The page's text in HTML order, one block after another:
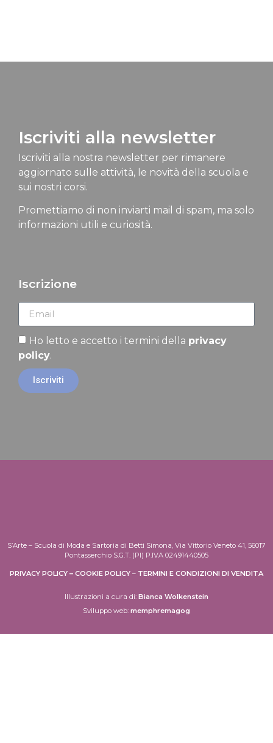
Iscriviti alla newsletter
Iscriviti alla nostra newsletter per rimanere
aggiornato sulle attività, le novità della scuola e
sui nostri corsi.
Promettiamo di non inviarti mail di spam, ma solo
informazioni utili e curiosità.
Iscrizione
Ho letto e accetto i termini della privacy
policy.
Iscriviti
S’Arte – Scuola di Moda e Sartoria di Betti Simona, Via Vittorio Veneto 41, 56017
Pontasserchio S.G.T. (PI) P.IVA 02491440505
PRIVACY POLICY – COOKIE POLICY – TERMINI E CONDIZIONI DI VENDITA
Illustrazioni a cura di: Bianca Wolkenstein
Sviluppo web: memphremagog